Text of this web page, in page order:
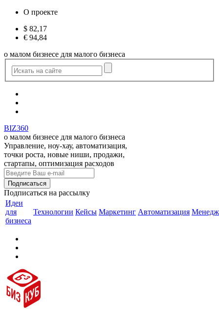
О проекте
$ 82,17
€ 94,84
о малом бизнесе для малого бизнеса
BIZ360
о малом бизнесе для малого бизнеса
Управление, ноу-хау, автоматизация,
точки роста, новые ниши, продажи,
стартапы, оптимизация расходов
Подписаться на рассылку
Идеи
для
бизнеса
Технологии Кейсы Маркетинг Автоматизация